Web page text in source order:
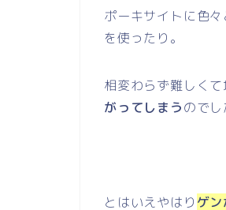
ポーキサイトに色
を使ったり。
相変わらず難しくて
がってしまうのでし
とはいえやはり ゲ